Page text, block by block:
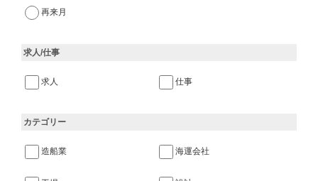
再来月
求人/仕事
求人 仕事
カテゴリー
造船業 海運会社